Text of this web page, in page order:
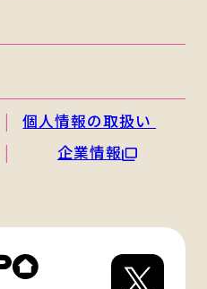
個人情報の取扱い
企業情報